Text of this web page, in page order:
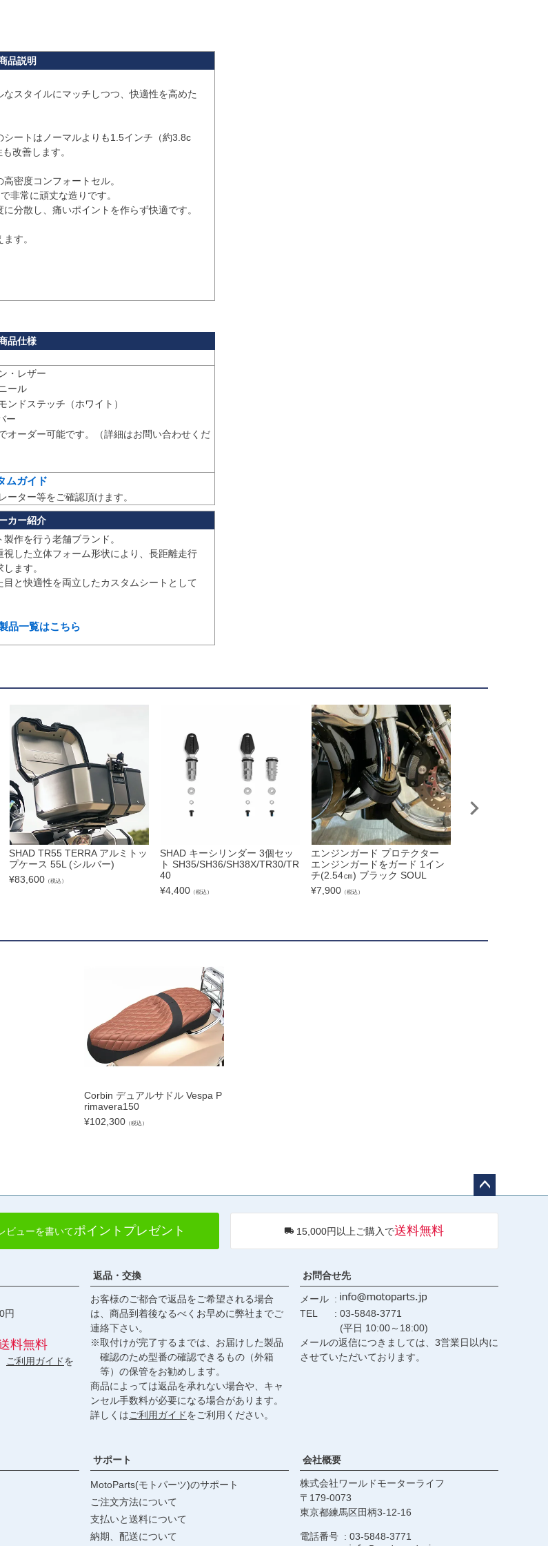
スタイルにマッチしつつ、快適性を高めた
ートはノーマルよりも1.5インチ（約3.8c
改善します。
密度コンフォートセル。
非常に頑丈な造りです。
分散し、痛いポイントを作らず快適です。
す。
・レザー
ール
ンドステッチ（ホワイト）
ー
オーダー可能です。（詳細はお問い合わせくだ
ムガイド
ーター等をご確認頂けます。
作を行う老舗ブランド。
した立体フォーム形状により、長距離走行
ます。
と快適性を両立したカスタムシートとして
品一覧はこちら
SHAD TR55 TERRA アルミトッ
プケース 55L (シルバー)
¥83,600 （税込）
SHAD キーシリンダー 3個セッ
ト SH35/SH36/SH38X/TR30/TR
40
¥4,400 （税込）
エンジンガード プロテクター
エンジンガードをガード 1イン
チ(2.54㎝) ブラック SOUL
¥7,900 （税込）
Corbin デュアルサドル Vespa P
rimavera150
¥102,300（税込）
へ
ビューを書いてポイントプレゼント 15,000円以上ご購入で送料無料
料無料
ご利用ガイドを
返品・交換
お客様のご都合で返品をご希望される場合
は、商品到着後なるべくお早めに弊社までご
連絡下さい。
※取付けが完了するまでは、お届けした製品
確認のため型番の確認できるもの（外箱
等）の保管をお勧めします。
商品によっては返品を承れない場合や、キャ
ンセル手数料が必要になる場合があります。
詳しくはご利用ガイドをご利用ください。
お問合せ先
メール
TEL
03-5848-3771
(平日 10:00～18:00)
メールの返信につきましては、3営業日以内に
させていただいております。
サポート
MotoParts(モトパーツ)のサポート
ご注文方法について
支払いと送料について
納期、配送について
会社概要
株式会社ワールドモーターライフ
179-0073
東京都練馬区田柄3-12-16
電話番号
03-5848-3771